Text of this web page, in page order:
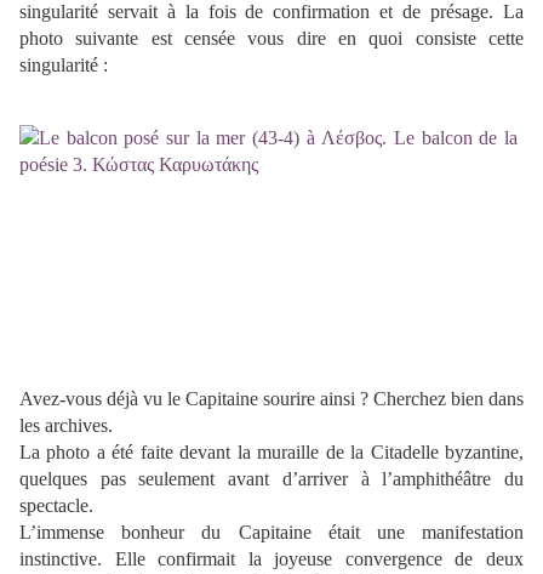
singularité servait à la fois de confirmation et de présage. La
photo suivante est censée vous dire en quoi consiste cette
singularité :
Avez-vous déjà vu le Capitaine sourire ainsi ? Cherchez bien dans
les archives.
La photo a été faite devant la muraille de la Citadelle byzantine,
quelques pas seulement avant d’arriver à l’amphithéâtre du
spectacle.
L’immense bonheur du Capitaine était une manifestation
instinctive. Elle confirmait la joyeuse convergence de deux